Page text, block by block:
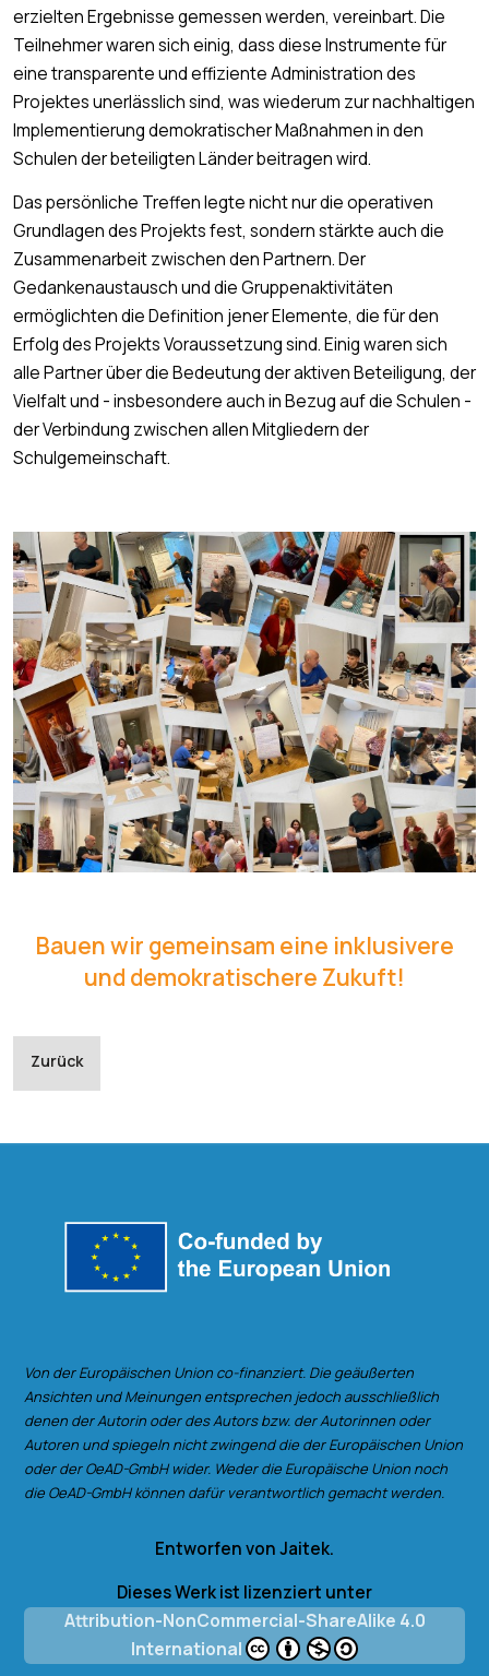
erzielten Ergebnisse gemessen werden, vereinbart. Die
Teilnehmer waren sich einig, dass diese Instrumente für
eine transparente und effiziente Administration des
Projektes unerlässlich sind, was wiederum zur nachhaltigen
Implementierung demokratischer Maßnahmen in den
Schulen der beteiligten Länder beitragen wird.
Das persönliche Treffen legte nicht nur die operativen
Grundlagen des Projekts fest, sondern stärkte auch die
Zusammenarbeit zwischen den Partnern. Der
Gedankenaustausch und die Gruppenaktivitäten
ermöglichten die Definition jener Elemente, die für den
Erfolg des Projekts Voraussetzung sind. Einig waren sich
alle Partner über die Bedeutung der aktiven Beteiligung, der
Vielfalt und - insbesondere auch in Bezug auf die Schulen -
der Verbindung zwischen allen Mitgliedern der
Schulgemeinschaft.
Bauen wir gemeinsam eine inklusivere
und demokratischere Zukuft!
Vorheriger Beitrag: Newsletter 1
Zurück
Von der Europäischen Union co-finanziert. Die geäußerten
Ansichten und Meinungen entsprechen jedoch ausschließlich
denen der Autorin oder des Autors bzw. der Autorinnen oder
Autoren und spiegeln nicht zwingend die der Europäischen Union
oder der OeAD-GmbH wider. Weder die Europäische Union noch
die OeAD-GmbH können dafür verantwortlich gemacht werden.
Entworfen von Jaitek.
Attribution-NonCommercial-ShareAlike 4.0
International